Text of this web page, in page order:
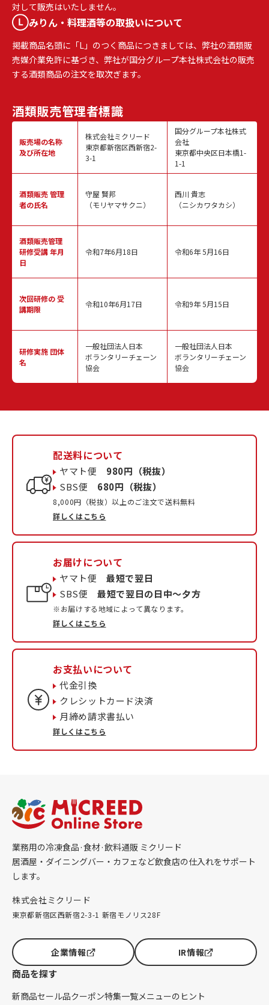
対して販売はいたしません。
みりん・料理酒等の取扱いについて
掲載商品名頭に「L」のつく商品につきましては、弊社の酒類販
売媒介業免許に基づき、弊社が国分グループ本社株式会社の販売
する酒類商品の注文を取次ぎます。
酒類販売管理者標識
販売場の名称
及び所在地
酒類販売管理
者の氏名
酒類販売管理
研修受講 年月
日
次回研修の受
講期限
研修実施 団体
名
株式会社ミクリード
東京都新宿区西新宿2-
3-1
守屋 賢邦
（モリヤマサクニ）
令和7年6月18日
令和10年6月17日
一般社団法人日本
ボランタリーチェーン
協会
国分グループ本社株式
会社
東京都中央区日本橋1-
1-1
西川 貴志
（ニシカワタカシ）
令和6年 5月16日
令和9年 5月15日
一般社団法人日本
ボランタリーチェーン
協会
配送料について
ヤマト便 980円（税抜）
SBS便 680円（税抜）
8,000円（税抜）以上のご注文で送料無料
詳しくはこちら
お届けについて
ヤマト便最短で翌日
SBS便最短で翌日の日中〜夕方
※お届けする地域によって異なります。
詳しくはこちら
お支払いについて
代金引換
クレシットカード決済
月締め請求書払い
詳しくはこちら
業務用の冷凍食品·食材·飲料通販 ミクリード
居酒屋・ダイニングバー・カフェなど飲食店の仕入れをサポート
します。
株式会社ミクリード
東京都新宿区西新宿2-3-1 新宿モノリス28F
企業情報 IR情報
商品を探す
新商品セール品クーポン特集一覧メニューのヒント